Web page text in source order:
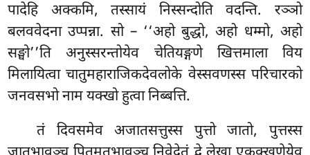
पादेहि अक्कमि, तस्सायं निस्सन्दोति वदन्ति. रञ्ञो
बलववेदना उप्पन्ना. सो – ‘‘अहो बुद्धो, अहो धम्मो, अहो
सङ्घो’’ति अनुस्सरन्तोयेव चेतियङ्गणे खित्तमाला विय
मिलायित्वा चातुमहाराजिकदेवलोके वेस्सवणस्स परिचारको
जनवसभो नाम यक्खो हुत्वा निब्बत्ति.
तं दिवसमेव अजातसत्तुस्स पुत्तो जातो, पुत्तस्स